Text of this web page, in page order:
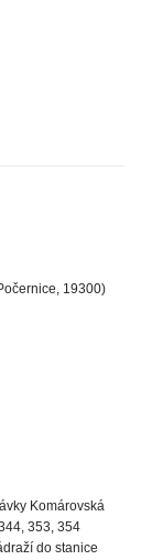
19300)
Komárovská
353, 354
do stanice